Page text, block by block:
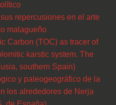
repercusiones en el arte
malagueño
Carbon (TOC) as tracer of
karstic system. The
southern Spain)
y paleogeográfico de la
los alrededores de Nerja